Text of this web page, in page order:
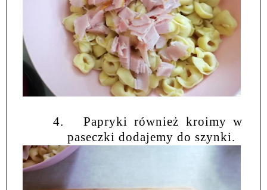
4.
Papryki również kroimy w
paseczki dodajemy do szynki.